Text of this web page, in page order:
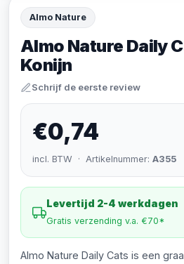
Almo Nature
Almo Nature Daily
Konijn
Schrijf de eerste review
€0,74
incl. BTW · Artikelnummer: A355
Levertijd 2-4 werkdagen
Gratis verzending v.a. €70*
Almo Nature Daily Cats is een